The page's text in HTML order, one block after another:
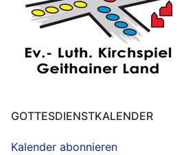
GOTTESDIENSTKALENDER
Kalender abonnieren